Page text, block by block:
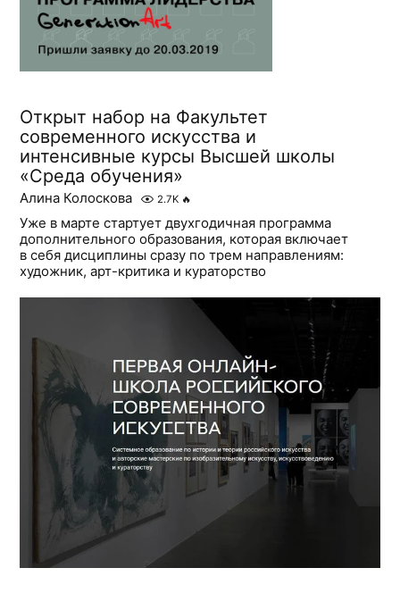
Открыт набор на Факультет
современного искусства и
интенсивные курсы Высшей школы
«Среда обучения»
Алина Колоскова 2.7K 🔥
Уже в марте стартует двухгодичная программа
дополнительного образования, которая включает
в себя дисциплины сразу по трем направлениям:
художник, арт-критика и кураторство